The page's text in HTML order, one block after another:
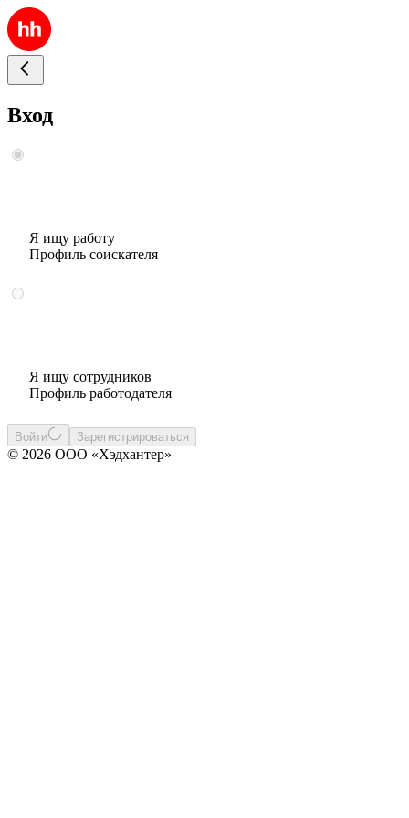
Вход
Я ищу работу
Профиль соискателя
Я ищу сотрудников
Профиль работодателя
Войти Зарегистрироваться
© 2026 ООО «Хэдхантер»